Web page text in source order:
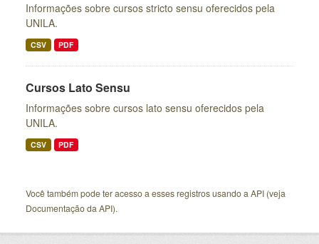
Informações sobre cursos stricto sensu oferecidos pela
UNILA.
CSV PDF
Cursos Lato Sensu
Informações sobre cursos lato sensu oferecidos pela
UNILA.
CSV PDF
Você também pode ter acesso a esses registros usando a API (veja
Documentação da API).